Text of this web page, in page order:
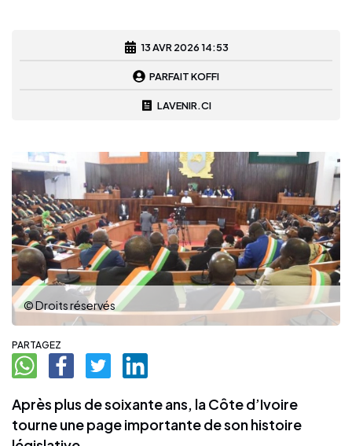
13 AVR 2026 14:53
PARFAIT KOFFI
LAVENIR.CI
© Droits réservés
PARTAGEZ
Après plus de soixante ans, la Côte d’Ivoire
tourne une page importante de son histoire